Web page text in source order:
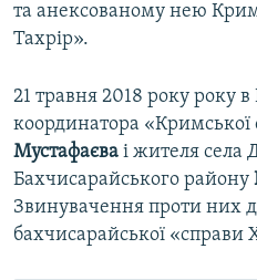
та анексованому нею
Тахрір».
21 травня 2018 року року
координатора «Кримської
Мустафаєва і жителя села
Бахчисарайського району
Звинувачення проти них
бахчисарайської «справи